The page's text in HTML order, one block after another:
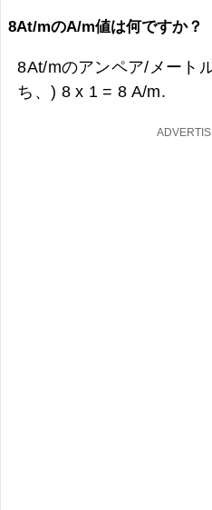
8At/mのA/m値は何ですか？
8At/mのアンペア/メートル
ち、) 8 x 1 = 8 A/m.